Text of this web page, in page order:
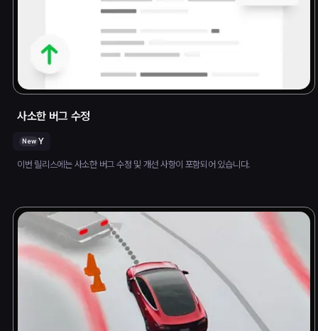
사소한 버그 수정
New Y
이번 릴리스에는 사소한 버그 수정 및 개선 사항이 포함되어 있습니다.